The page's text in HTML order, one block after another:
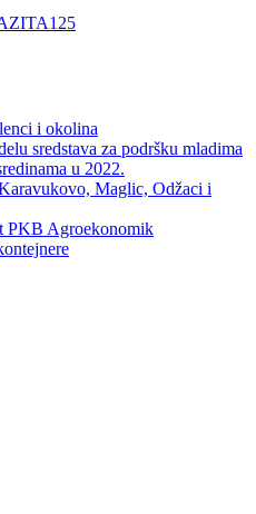
i okolina
sredstava za podršku mladima
u 2022.
Maglic, Odžaci i
PKB Agroekonomik